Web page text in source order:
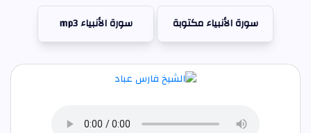
سورة الأنبياء مكتوبة سورة الأنبياء mp3